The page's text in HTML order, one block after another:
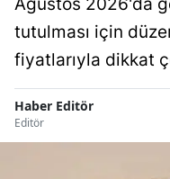
tutulması için
fiyatlarıyla dikkat
Haber Editör
Editör